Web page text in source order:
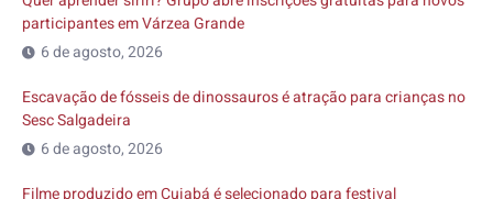
participantes em Várzea Grande
6 de agosto, 2026
Escavação de fósseis de dinossauros é atração para crianças no
Sesc Salgadeira
6 de agosto, 2026
Filme produzido em Cuiabá é selecionado para festival